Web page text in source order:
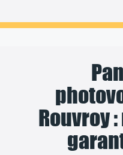
Rouvroy